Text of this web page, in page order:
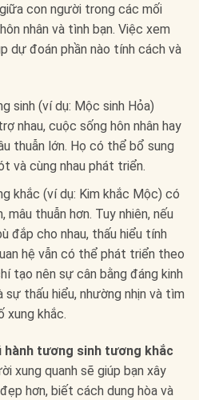
con người trong các mối
nhân và tình bạn. Việc xem
dự đoán phần nào tính cách và
sinh (ví dụ: Mộc sinh Hỏa)
nhau, cuộc sống hôn nhân hay
thuẫn lớn. Họ có thể bổ sung
và cùng nhau phát triển.
khắc (ví dụ: Kim khắc Mộc) có
thuẫn hơn. Tuy nhiên, nếu
đắp cho nhau, thấu hiểu tính
hệ vẫn có thể phát triển theo
tạo nên sự cân bằng đáng kinh
thấu hiểu, nhường nhịn và tìm
xung khắc.
hành tương sinh tương khắc
xung quanh sẽ giúp bạn xây
hơn, biết cách dung hòa và